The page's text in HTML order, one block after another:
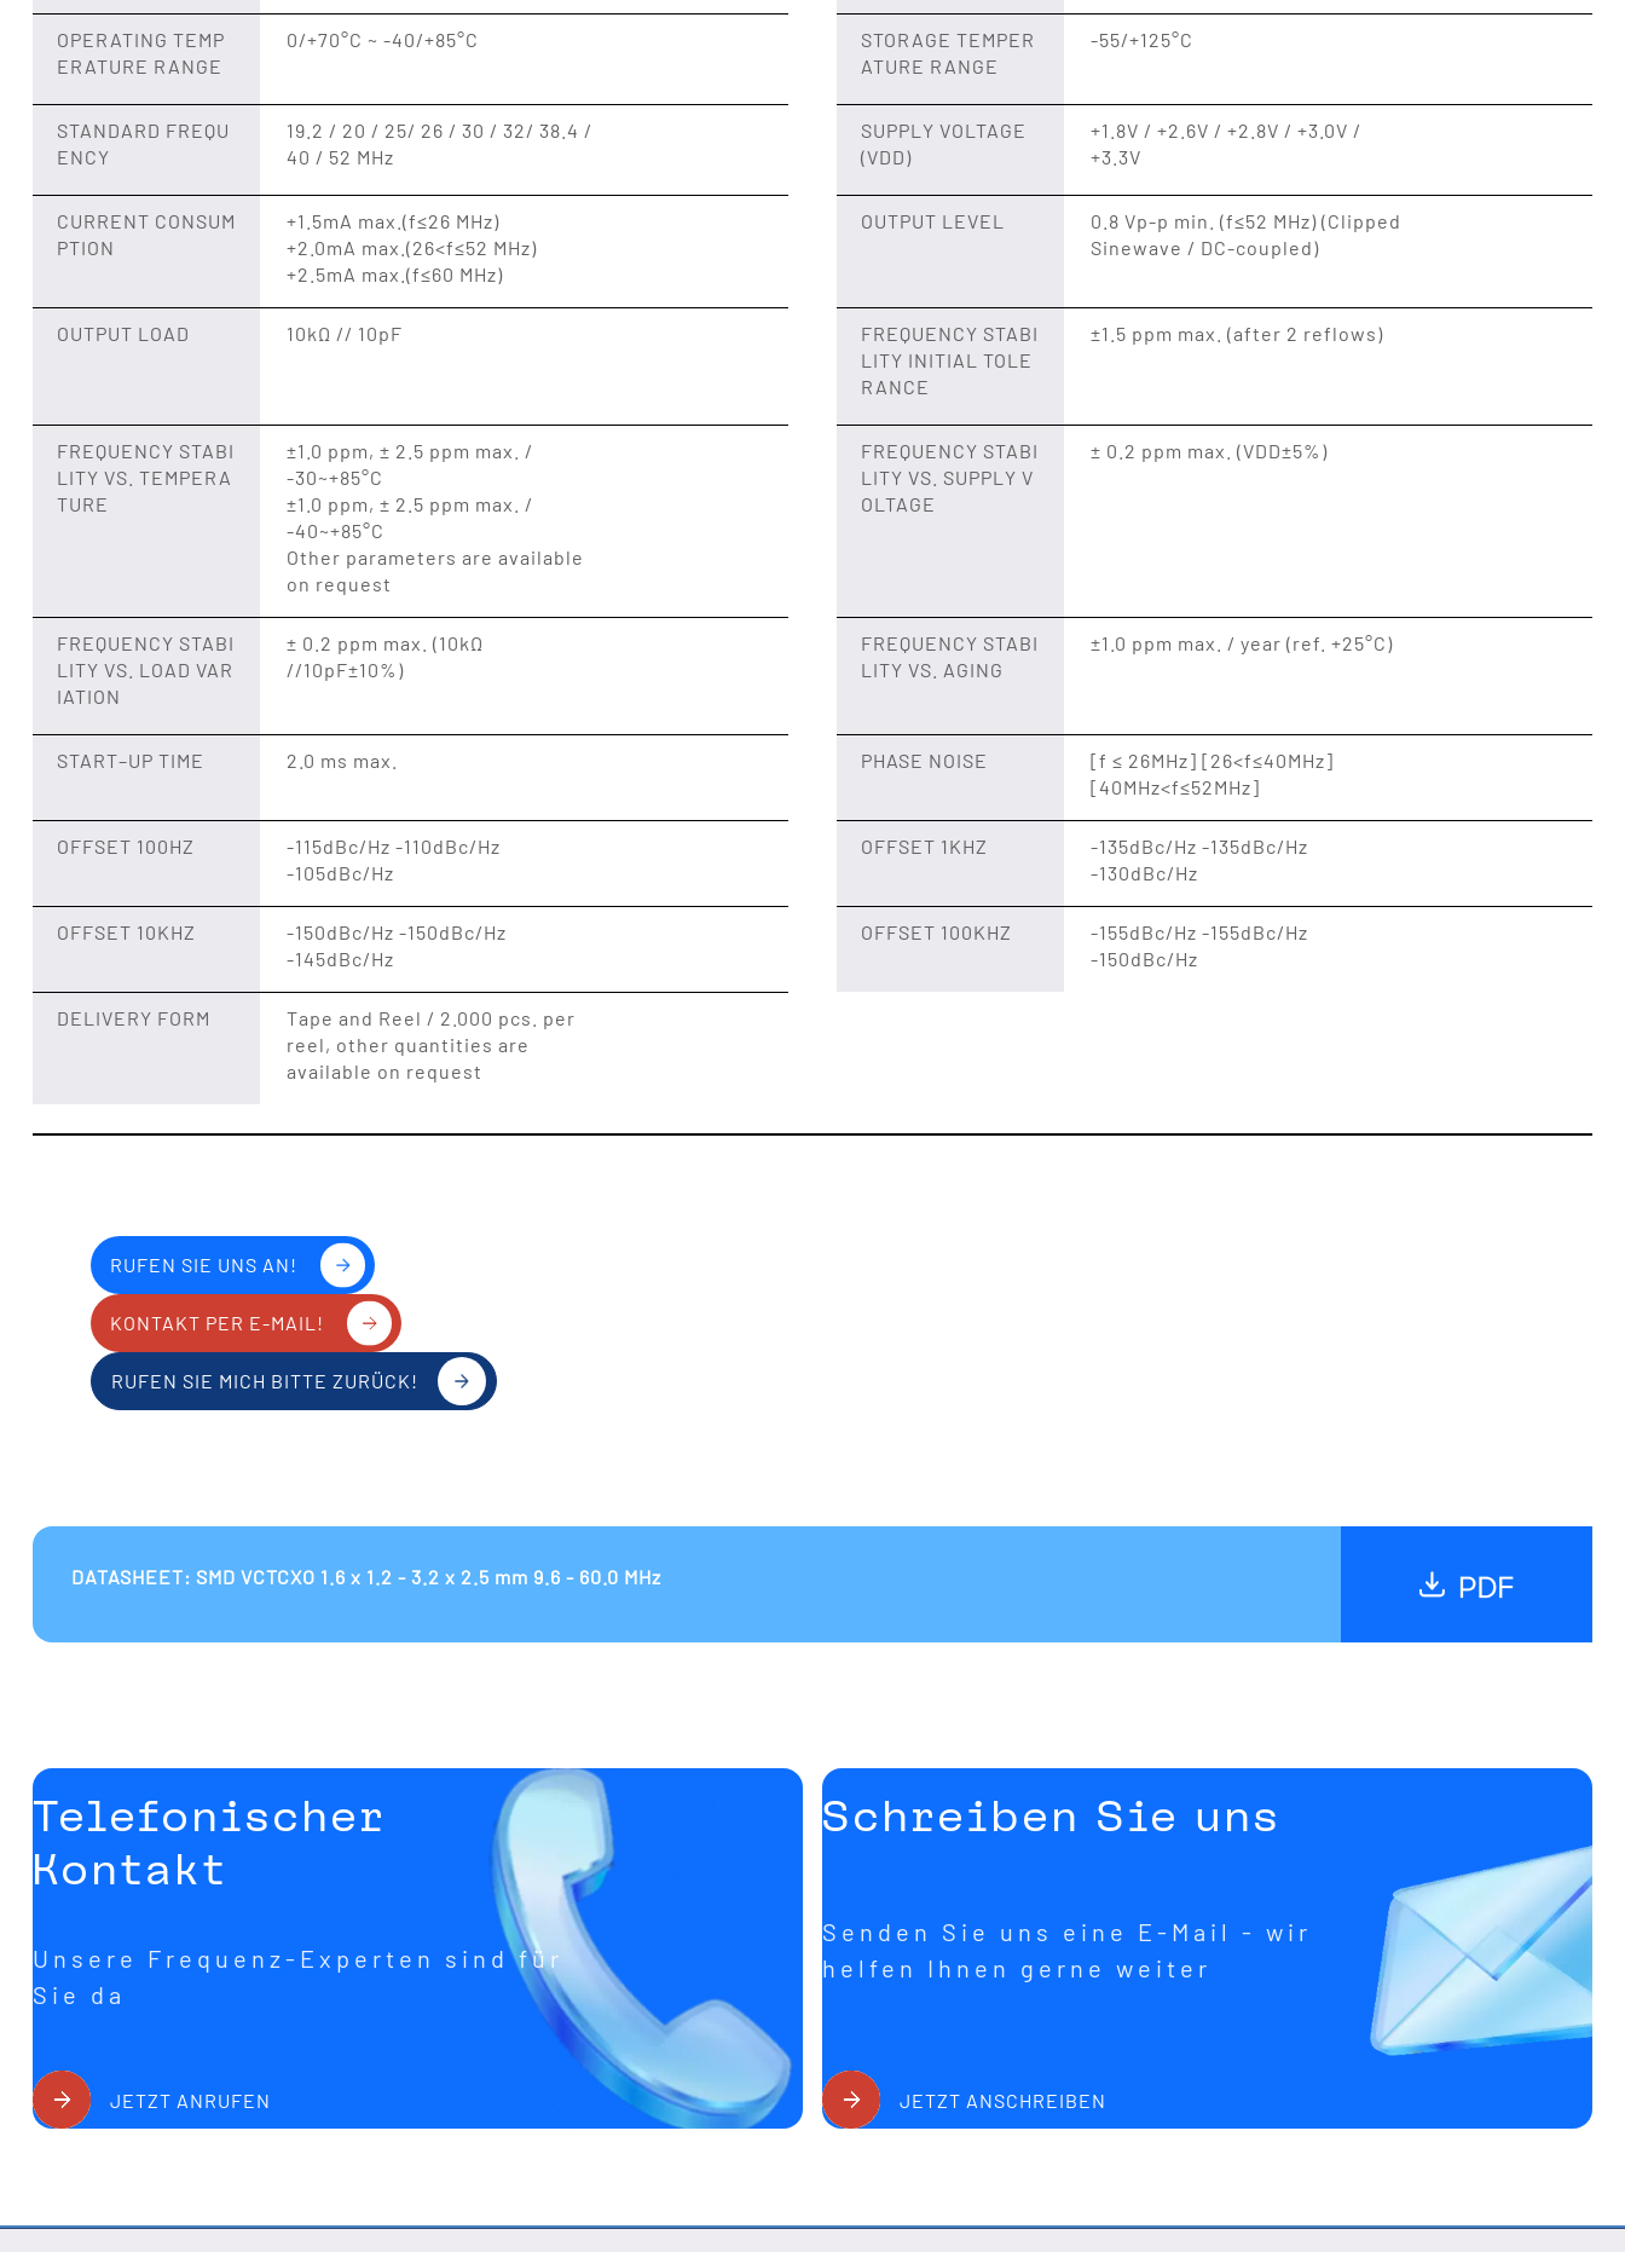
OPERATING TEMP
ERATURE RANGE
0/+70°C ~ -40/+85°C
STORAGE TEMPER
ATURE RANGE
-55/+125°C
STANDARD FREQU
ENCY
19.2 / 20 / 25/ 26 / 30 / 32/ 38.4 /
40 / 52 MHz
SUPPLY VOLTAGE
(VDD)
+1.8V / +2.6V / +2.8V / +3.0V /
+3.3V
CURRENT CONSUM
PTION
+1.5mA max.(f≤26 MHz)
+2.0mA max.(26<f≤52 MHz)
+2.5mA max.(f≤60 MHz)
OUTPUT LEVEL
0.8 Vp-p min. (f≤52 MHz) (Clipped
Sinewave / DC-coupled)
OUTPUT LOAD 10kΩ // 10pF
FREQUENCY STABI
LITY INITIAL TOLE
RANCE
±1.5 ppm max. (after 2 reflows)
FREQUENCY STABI
LITY VS. TEMPERA
TURE
±1.0 ppm, ± 2.5 ppm max. /
-30~+85°C
±1.0 ppm, ± 2.5 ppm max. /
-40~+85°C
Other parameters are available
on request
FREQUENCY STABI
LITY VS. SUPPLY V
OLTAGE
± 0.2 ppm max. (VDD±5%)
FREQUENCY STABI
LITY VS. LOAD VAR
IATION
± 0.2 ppm max. (10kΩ
//10pF±10%)
FREQUENCY STABI
LITY VS. AGING
±1.0 ppm max. / year (ref. +25°C)
START–UP TIME 2.0 ms max. PHASE NOISE
[f ≤ 26MHz] [26<f≤40MHz]
[40MHz<f≤52MHz]
OFFSET 100HZ
-115dBc/Hz -110dBc/Hz
-105dBc/Hz
OFFSET 1KHZ
-135dBc/Hz -135dBc/Hz
-130dBc/Hz
OFFSET 10KHZ
-150dBc/Hz -150dBc/Hz
-145dBc/Hz
OFFSET 100KHZ
-155dBc/Hz -155dBc/Hz
-150dBc/Hz
DELIVERY FORM
Tape and Reel / 2.000 pcs. per
reel, other quantities are
available on request
RUFEN SIE UNS AN!
KONTAKT PER E-MAIL!
RUFEN SIE MICH BITTE ZURÜCK!
DATASHEET: SMD VCTCXO 1.6 x 1.2 - 3.2 x 2.5 mm 9.6 - 60.0 MHz
Telefonischer
Kontakt
Unsere Frequenz-Experten sind für
Sie da
JETZT ANRUFEN
Schreiben Sie uns
Senden Sie uns eine E-Mail - wir
helfen Ihnen gerne weiter
JETZT ANSCHREIBEN